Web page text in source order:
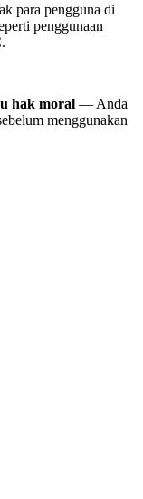
para pengguna di
penggunaan
hak moral — Anda
menggunakan